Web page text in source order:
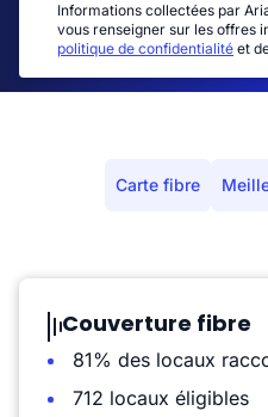
Informations collectées par
vous renseigner sur les offres
politique de confidentialité et
Carte fibre
Couverture fibre
81% des locaux
712 locaux éligibles